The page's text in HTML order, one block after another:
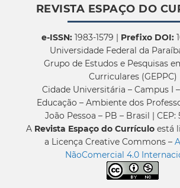
REVISTA ESPAÇO DO
e-ISSN:1983-1579 | Prefixo DOI:
Universidade Federal da
Grupo de Estudos e Pesquisas
Curriculares (GEPPC)
Cidade Universitária – Campus I
Educação – Ambiente dos
João Pessoa – PB – Brasil | CEP:
A Revista Espaço do Currículo está
a Licença Creative Commons –
NãoComercial 4.0